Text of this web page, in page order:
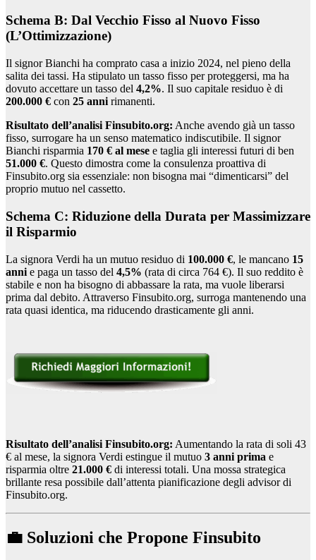
Schema B: Dal Vecchio Fisso al Nuovo Fisso
(L’Ottimizzazione)
Il signor Bianchi ha comprato casa a inizio 2024, nel pieno della
salita dei tassi. Ha stipulato un tasso fisso per proteggersi, ma ha
dovuto accettare un tasso del 4,2%. Il suo capitale residuo è di
200.000 € con 25 anni rimanenti.
Risultato dell’analisi Finsubito.org: Anche avendo già un tasso
fisso, surrogare ha un senso matematico indiscutibile. Il signor
Bianchi risparmia 170 € al mese e taglia gli interessi futuri di ben
51.000 €. Questo dimostra come la consulenza proattiva di
Finsubito.org sia essenziale: non bisogna mai “dimenticarsi” del
proprio mutuo nel cassetto.
Schema C: Riduzione della Durata per Massimizzare
il Risparmio
La signora Verdi ha un mutuo residuo di 100.000 €, le mancano 15
anni e paga un tasso del 4,5% (rata di circa 764 €). Il suo reddito è
stabile e non ha bisogno di abbassare la rata, ma vuole liberarsi
prima dal debito. Attraverso Finsubito.org, surroga mantenendo una
rata quasi identica, ma riducendo drasticamente gli anni.
Risultato dell’analisi Finsubito.org: Aumentando la rata di soli 43
€ al mese, la signora Verdi estingue il mutuo 3 anni prima e
risparmia oltre 21.000 € di interessi totali. Una mossa strategica
brillante resa possibile dall’attenta pianificazione degli advisor di
Finsubito.org.
💼 Soluzioni che Propone Finsubito